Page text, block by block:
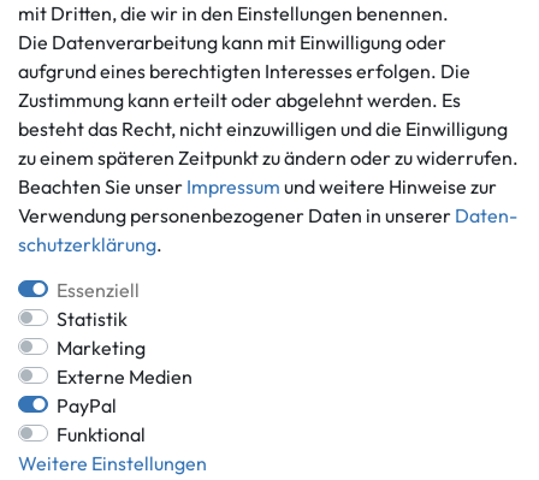
Kontaktformular
Widerrufs­recht
Vertrag widerrufen
Informationen
Über uns
Häufig gestellte Fragen
Zahlung und Versand
Zahlungsmöglichkeiten
*Alle Preise inkl. gesetzlicher MwSt.,
** gilt für Lieferungen innerhalb Deutschlands, Lieferzeiten für andere
mit Dritten, die wir in den Einstellungen benennen.
Die Datenverarbeitung kann mit Einwilligung oder
aufgrund eines berechtigten Interesses erfolgen. Die
Zustimmung kann erteilt oder abgelehnt werden. Es
besteht das Recht, nicht einzuwilligen und die Einwilligung
zu einem späteren Zeitpunkt zu ändern oder zu widerrufen.
Beachten Sie unser Impressum und weitere Hinweise zur
Verwendung personenbezogener Daten in unserer Daten­
schutz­erklärung.
Essenziell
Statistik
Marketing
Externe Medien
PayPal
Funktional
Weitere Einstellungen